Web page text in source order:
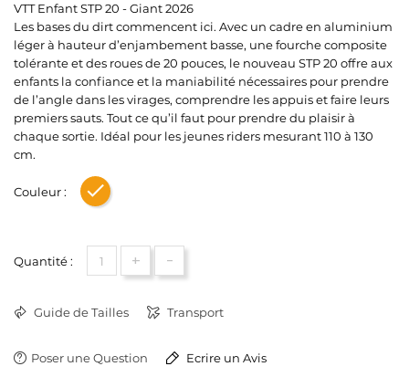
VTT Enfant STP 20 - Giant 2026
Les bases du dirt commencent ici. Avec un cadre en aluminium
léger à hauteur d’enjambement basse, une fourche composite
tolérante et des roues de 20 pouces, le nouveau STP 20 offre aux
enfants la confiance et la maniabilité nécessaires pour prendre
de l’angle dans les virages, comprendre les appuis et faire leurs
premiers sauts. Tout ce qu’il faut pour prendre du plaisir à
chaque sortie. Idéal pour les jeunes riders mesurant 110 à 130
cm.
Couleur : Orange
Quantité : + -
Guide de Tailles Transport
Poser une Question Ecrire un Avis